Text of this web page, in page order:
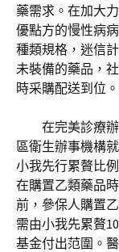
藥需求。在加大
優點方的慢性病
種類規格，迷信
未裝備的藥品，
時采購配送到位。
在完美診療
區衛生辦事機構
小我先行累贅比
在購置乙類藥品
前，參保人購置
需由小我先累贅
基金付出范圍。